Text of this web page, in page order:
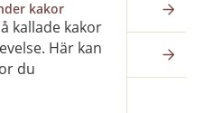
kakor
kallade kakor
Här kan
du